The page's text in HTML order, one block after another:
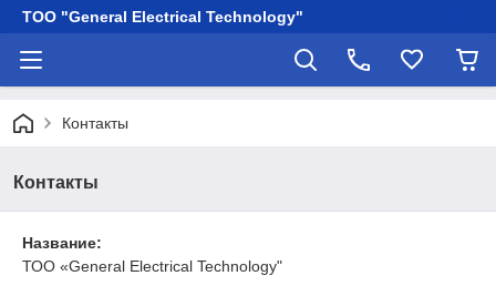
ТОО "General Electrical Technology"
Контакты
Контакты
Название:
ТОО «General Electrical Technology"